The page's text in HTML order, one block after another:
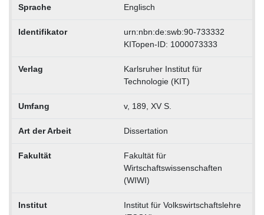
Sprache Englisch
Identifikator
urn:nbn:de:swb:90-733332
KITopen-ID: 1000073333
Verlag
Karlsruher Institut für
Technologie (KIT)
Umfang v, 189, XV S.
Art der Arbeit Dissertation
Fakultät
Fakultät für
Wirtschaftswissenschaften
(WIWI)
Institut
Institut für Volkswirtschaftslehre